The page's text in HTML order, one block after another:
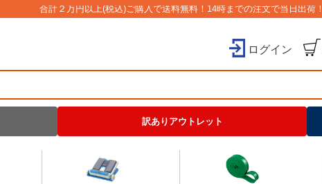
合計２万円以上(税込)ご購入で送料無料！14時までの注文で当日出荷！
ログイン
訳ありアウトレット